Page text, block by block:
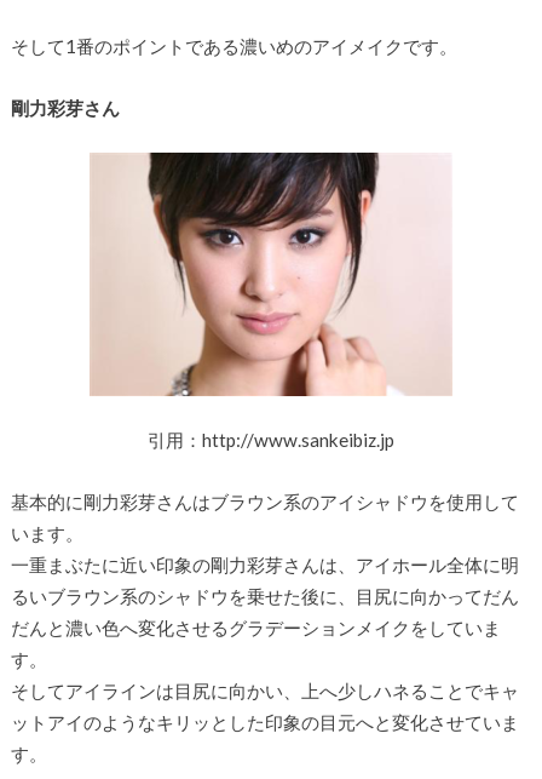
そして1番のポイントである濃いめのアイメイクです。
剛力彩芽さん
引用：http://www.sankeibiz.jp
基本的に剛力彩芽さんはブラウン系のアイシャドウを使用して
います。
一重まぶたに近い印象の剛力彩芽さんは、アイホール全体に明
るいブラウン系のシャドウを乗せた後に、目尻に向かってだん
だんと濃い色へ変化させるグラデーションメイクをしていま
す。
そしてアイラインは目尻に向かい、上へ少しハネることでキャ
ットアイのようなキリッとした印象の目元へと変化させていま
す。